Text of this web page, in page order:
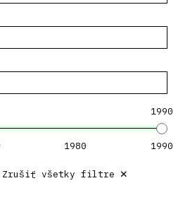
1990
1980 1990
Zrušiť všetky filtre ×